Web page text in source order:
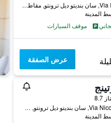
Via Indipendenza 25, سان بنديتو ديل ترونتو, مقاطعة أسكولي بيتشينو, إيطاليا
موقف السيارات
عرض الصفقة
8.7
Via Niccolò Paganini, 23, سان بنديتو ديل ترونتو, مقاطعة أسكولي بيتشينو, إيطاليا